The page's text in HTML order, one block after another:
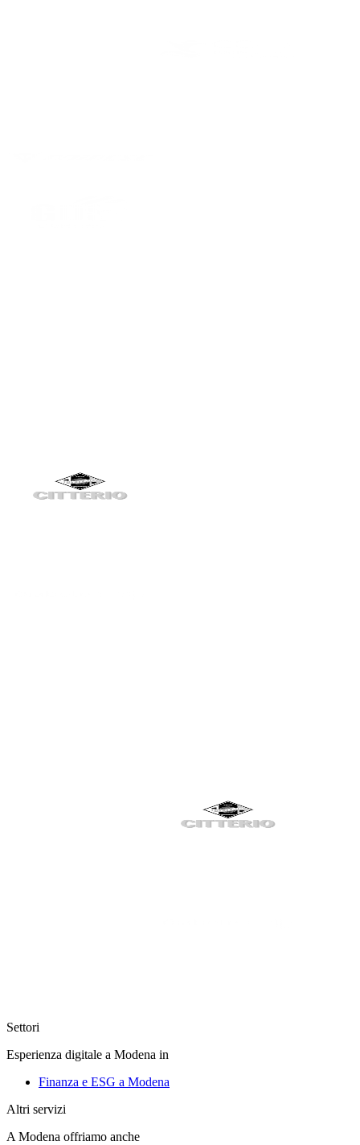
Settori
Esperienza digitale a Modena in
Finanza e ESG a Modena
Altri servizi
A Modena offriamo anche